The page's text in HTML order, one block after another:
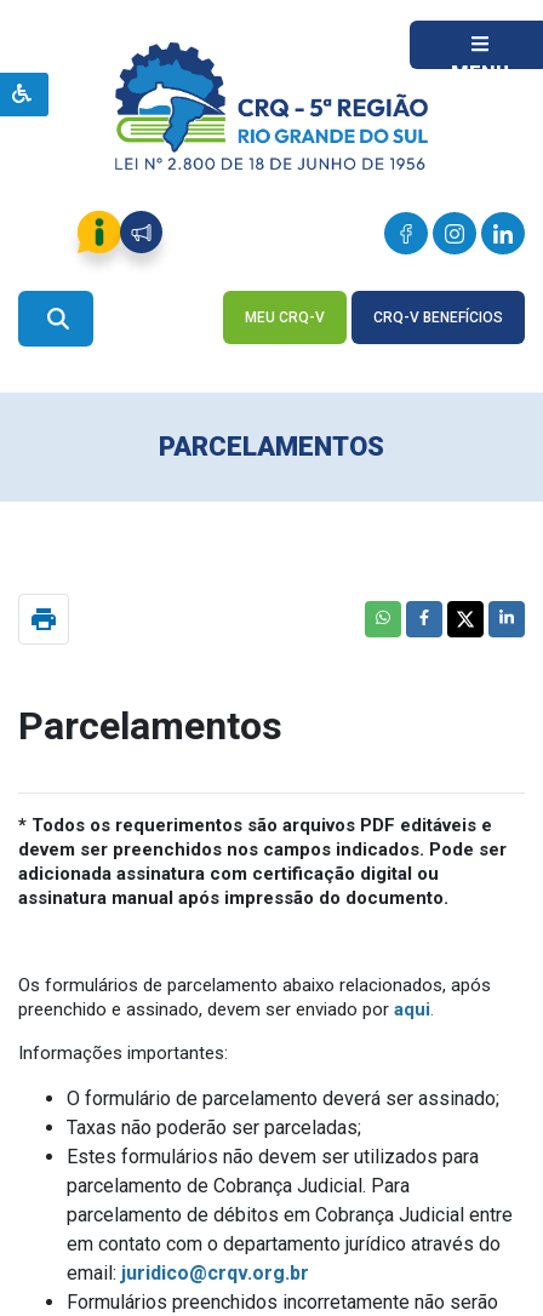
MENU
MEU CRQ-V CRQ-V BENEFÍCIOS
PARCELAMENTOS
print
Parcelamentos
* Todos os requerimentos são arquivos PDF editáveis e
devem ser preenchidos nos campos indicados. Pode ser
adicionada assinatura com certificação digital ou
assinatura manual após impressão do documento.
Os formulários de parcelamento abaixo relacionados, após
preenchido e assinado, devem ser enviado por aqui.
Informações importantes:
O formulário de parcelamento deverá ser assinado;
Taxas não poderão ser parceladas;
Estes formulários não devem ser utilizados para
parcelamento de Cobrança Judicial. Para
parcelamento de débitos em Cobrança Judicial entre
em contato com o departamento jurídico através do
email: juridico@crqv.org.br
Formulários preenchidos incorretamente não serão